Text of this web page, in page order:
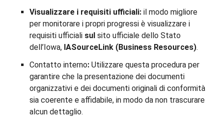
Visualizzare i requisiti ufficiali: il modo migliore
per monitorare i propri progressi è visualizzare i
requisiti ufficiali sul sito ufficiale dello Stato
dell’Iowa, IASourceLink (Business Resources).
Contatto interno: Utilizzare questa procedura per
garantire che la presentazione dei documenti
organizzativi e dei documenti originali di conformità
sia coerente e affidabile, in modo da non trascurare
alcun dettaglio.